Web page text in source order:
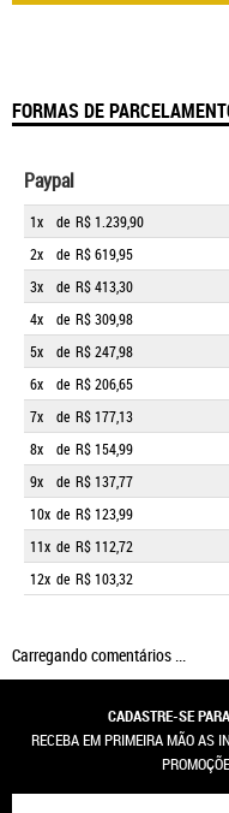
FORMAS DE
Paypal
1x de R$ 1.239,90
2x
de R$ 619,95
3x
de R$ 413,30
4x
de R$ 309,98
5x
de R$ 247,98
6x
de R$ 206,65
7x
de R$ 177,13
8x
de R$ 154,99
9x
de R$ 137,77
10x de R$ 123,99
11x de R$ 112,72
12x de R$ 103,32
Carregando comentários ...
CADASTRE-SE
RECEBA EM PRIMEIRA MÃO AS